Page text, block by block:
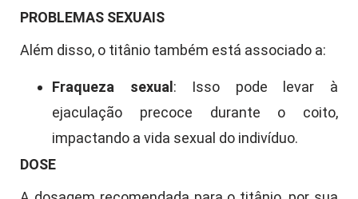
PROBLEMAS SEXUAIS
Além disso, o titânio também está associado a:
Fraqueza sexual : Isso pode levar à
ejaculação precoce durante o coito,
impactando a vida sexual do indivíduo.
DOSE